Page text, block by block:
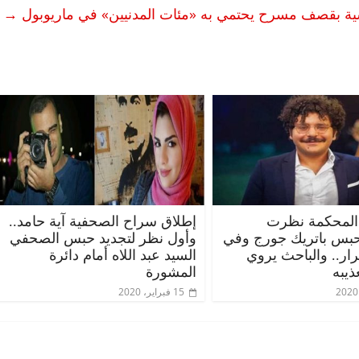
بقصف مسرح يحتمي به «مئات المدنيين» في ماريوبول →
نظرت
باتريك جورج وفي
والباحث يروي
إطلاق سراح الصحفية آية حامد..
وأول نظر لتجديد حبس الصحفي
السيد عبد اللاه أمام دائرة
المشورة
15 فبراير، 2020